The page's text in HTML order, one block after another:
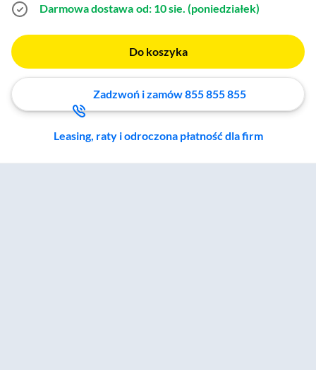
Darmowa dostawa od: 10 sie. (poniedziałek)
Do koszyka
Zadzwoń i zamów 855 855 855
Leasing, raty i odroczona płatność dla firm